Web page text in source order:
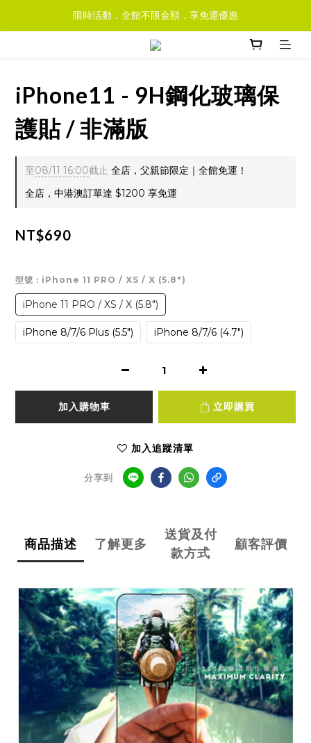
限時活動．全館不限金額．享免運優惠
iPhone11 - 9H鋼化玻璃保
護貼 / 非滿版
至08/11 16:00截止 全店，父親節限定｜全館免運！
全店，中港澳訂單達 $1200 享免運
NT$690
型號 : iPhone 11 PRO / XS / X (5.8")
iPhone 11 PRO / XS / X (5.8")
iPhone 8/7/6 Plus (5.5") iPhone 8/7/6 (4.7")
加入購物車 立即購買
加入追蹤清單
分享到
商品描述 了解更多
送貨及付
款方式
顧客評價